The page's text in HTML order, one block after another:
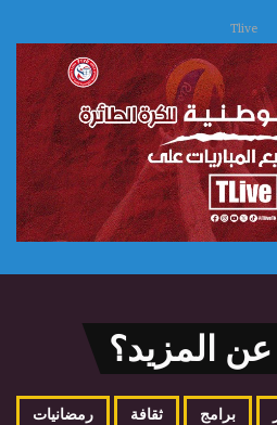
Tlive
المزيد؟
برامج ثقافة رمضانيات